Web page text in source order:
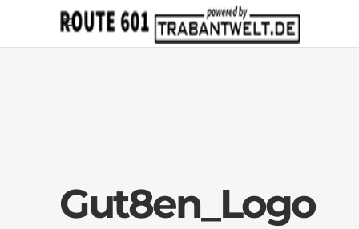
Gut8en_Logo